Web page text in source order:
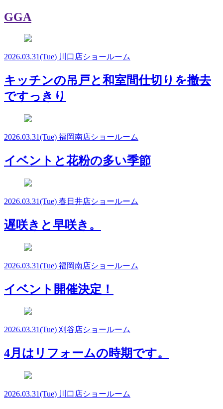
GGA
2026.03.31(Tue) 川口店ショールーム
キッチンの吊戸と和室間仕切りを撤去
ですっきり
2026.03.31(Tue) 福岡南店ショールーム
イベントと花粉の多い季節
2026.03.31(Tue) 春日井店ショールーム
遅咲きと早咲き。
2026.03.31(Tue) 福岡南店ショールーム
イベント開催決定！
2026.03.31(Tue) 刈谷店ショールーム
4月はリフォームの時期です。
2026.03.31(Tue) 川口店ショールーム